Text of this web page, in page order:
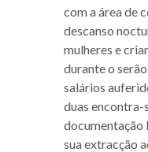
com a área de
descanso
mulheres e
durante o
salários
duas encontra-
documentação
sua extracção